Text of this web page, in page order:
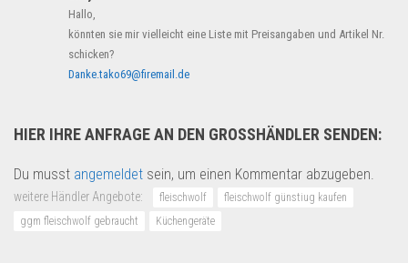
Hallo,
könnten sie mir vielleicht eine Liste mit Preisangaben und Artikel Nr.
schicken?
Danke.tako69@firemail.de
HIER IHRE ANFRAGE AN DEN GROSSHÄNDLER SENDEN:
Du musst angemeldet sein, um einen Kommentar abzugeben.
weitere Händler Angebote: fleischwolf
fleischwolf günstiug kaufen
ggm fleischwolf gebraucht
Küchengeräte